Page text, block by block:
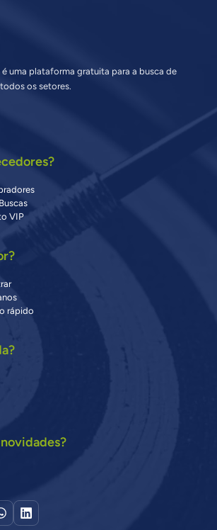
é uma plataforma gratuita para a busca de
os setores.
VIP
rápido